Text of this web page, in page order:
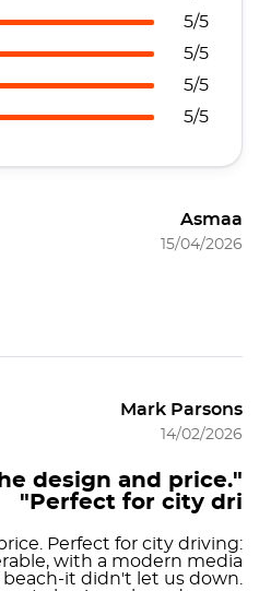
5/5
5/5
5/5
5/5
Asmaa
15/04/2026
Mark Parsons
14/02/2026
design and price.
Perfect for city dri"
Perfect for city driving:
with a modern media
it didn't let us down.